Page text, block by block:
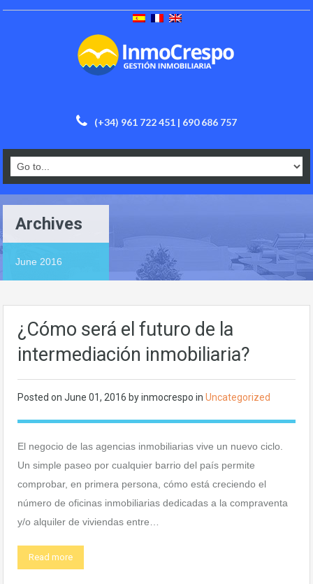
(+34) 961 722 451 | 690 686 757
Archives
June 2016
¿Cómo será el futuro de la
intermediación inmobiliaria?
Posted on June 01, 2016 byinmocrespo in Uncategorized
El negocio de las agencias inmobiliarias vive un nuevo ciclo.
Un simple paseo por cualquier barrio del país permite
comprobar, en primera persona, cómo está creciendo el
número de oficinas inmobiliarias dedicadas a la compraventa
y/o alquiler de viviendas entre…
Read more